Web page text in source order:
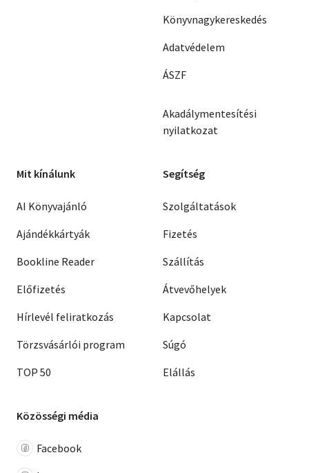
Könyvnagykereskedés
Adatvédelem
ÁSZF
Akadálymentesítési
nyilatkozat
Mit kínálunk
AI Könyvajánló
Ajándékkártyák
Bookline Reader
Előfizetés
Hírlevél feliratkozás
Törzsvásárlói program
TOP 50
Segítség
Szolgáltatások
Fizetés
Szállítás
Átvevőhelyek
Kapcsolat
Súgó
Elállás
Közösségi média
Facebook